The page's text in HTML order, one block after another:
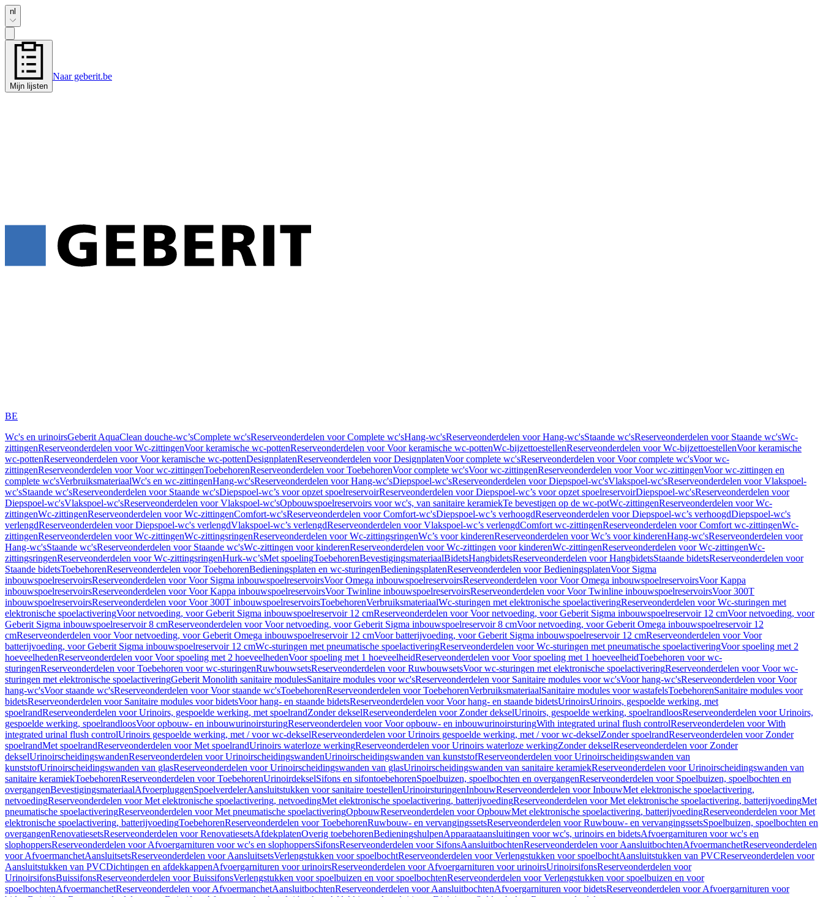
nl
Mijn lijsten
Naar geberit.be
BE
Wc's en urinoirsGeberit AquaClean douche-wc’sComplete wc'sReserveonderdelen voor Complete wc'sHang-wc'sReserveonderdelen voor Hang-wc'sStaande wc'sReserveonderdelen voor Staande wc'sWc-
zittingenReserveonderdelen voor Wc-zittingenVoor keramische wc-pottenReserveonderdelen voor Voor keramische wc-pottenWc-bijzettoestellenReserveonderdelen voor Wc-bijzettoestellenVoor keramische
wc-pottenReserveonderdelen voor Voor keramische wc-pottenDesignplatenReserveonderdelen voor DesignplatenVoor complete wc'sReserveonderdelen voor Voor complete wc'sVoor wc-
zittingenReserveonderdelen voor Voor wc-zittingenToebehorenReserveonderdelen voor ToebehorenVoor complete wc'sVoor wc-zittingenReserveonderdelen voor Voor wc-zittingenVoor wc-zittingen en
complete wc'sVerbruiksmateriaalWc's en wc-zittingenHang-wc'sReserveonderdelen voor Hang-wc'sDiepspoel-wc'sReserveonderdelen voor Diepspoel-wc'sVlakspoel-wc'sReserveonderdelen voor Vlakspoel-
wc'sStaande wc'sReserveonderdelen voor Staande wc'sDiepspoel-wc’s voor opzet spoelreservoirReserveonderdelen voor Diepspoel-wc’s voor opzet spoelreservoirDiepspoel-wc'sReserveonderdelen voor
Diepspoel-wc'sVlakspoel-wc'sReserveonderdelen voor Vlakspoel-wc'sOpbouwspoelreservoirs voor wc's, van sanitaire keramiekTe bevestigen op de wc-potWc-zittingenReserveonderdelen voor Wc-
zittingenWc-zittingenReserveonderdelen voor Wc-zittingenComfort-wc'sReserveonderdelen voor Comfort-wc'sDiepspoel-wc’s verhoogdReserveonderdelen voor Diepspoel-wc’s verhoogdDiepspoel-wc's
verlengdReserveonderdelen voor Diepspoel-wc's verlengdVlakspoel-wc’s verlengdReserveonderdelen voor Vlakspoel-wc’s verlengdComfort wc-zittingenReserveonderdelen voor Comfort wc-zittingenWc-
zittingenReserveonderdelen voor Wc-zittingenWc-zittingsringenReserveonderdelen voor Wc-zittingsringenWc’s voor kinderenReserveonderdelen voor Wc’s voor kinderenHang-wc'sReserveonderdelen voor
Hang-wc'sStaande wc'sReserveonderdelen voor Staande wc'sWc-zittingen voor kinderenReserveonderdelen voor Wc-zittingen voor kinderenWc-zittingenReserveonderdelen voor Wc-zittingenWc-
zittingsringenReserveonderdelen voor Wc-zittingsringenHurk-wc’sMet spoelingToebehorenBevestigingsmateriaalBidetsHangbidetsReserveonderdelen voor HangbidetsStaande bidetsReserveonderdelen voor
Staande bidetsToebehorenReserveonderdelen voor ToebehorenBedieningsplaten en wc-sturingenBedieningsplatenReserveonderdelen voor BedieningsplatenVoor Sigma
inbouwspoelreservoirsReserveonderdelen voor Voor Sigma inbouwspoelreservoirsVoor Omega inbouwspoelreservoirsReserveonderdelen voor Voor Omega inbouwspoelreservoirsVoor Kappa
inbouwspoelreservoirsReserveonderdelen voor Voor Kappa inbouwspoelreservoirsVoor Twinline inbouwspoelreservoirsReserveonderdelen voor Voor Twinline inbouwspoelreservoirsVoor 300T
inbouwspoelreservoirsReserveonderdelen voor Voor 300T inbouwspoelreservoirsToebehorenVerbruiksmateriaalWc-sturingen met elektronische spoelactiveringReserveonderdelen voor Wc-sturingen met
elektronische spoelactiveringVoor netvoeding, voor Geberit Sigma inbouwspoelreservoir 12 cmReserveonderdelen voor Voor netvoeding, voor Geberit Sigma inbouwspoelreservoir 12 cmVoor netvoeding, voor
Geberit Sigma inbouwspoelreservoir 8 cmReserveonderdelen voor Voor netvoeding, voor Geberit Sigma inbouwspoelreservoir 8 cmVoor netvoeding, voor Geberit Omega inbouwspoelreservoir 12
cmReserveonderdelen voor Voor netvoeding, voor Geberit Omega inbouwspoelreservoir 12 cmVoor batterijvoeding, voor Geberit Sigma inbouwspoelreservoir 12 cmReserveonderdelen voor Voor
batterijvoeding, voor Geberit Sigma inbouwspoelreservoir 12 cmWc-sturingen met pneumatische spoelactiveringReserveonderdelen voor Wc-sturingen met pneumatische spoelactiveringVoor spoeling met 2
hoeveelhedenReserveonderdelen voor Voor spoeling met 2 hoeveelhedenVoor spoeling met 1 hoeveelheidReserveonderdelen voor Voor spoeling met 1 hoeveelheidToebehoren voor wc-
sturingenReserveonderdelen voor Toebehoren voor wc-sturingenRuwbouwsetsReserveonderdelen voor RuwbouwsetsVoor wc-sturingen met elektronische spoelactiveringReserveonderdelen voor Voor wc-
sturingen met elektronische spoelactiveringGeberit Monolith sanitaire modulesSanitaire modules voor wc'sReserveonderdelen voor Sanitaire modules voor wc'sVoor hang-wc'sReserveonderdelen voor Voor
hang-wc'sVoor staande wc'sReserveonderdelen voor Voor staande wc'sToebehorenReserveonderdelen voor ToebehorenVerbruiksmateriaalSanitaire modules voor wastafelsToebehorenSanitaire modules voor
bidetsReserveonderdelen voor Sanitaire modules voor bidetsVoor hang- en staande bidetsReserveonderdelen voor Voor hang- en staande bidetsUrinoirsUrinoirs, gespoelde werking, met
spoelrandReserveonderdelen voor Urinoirs, gespoelde werking, met spoelrandZonder dekselReserveonderdelen voor Zonder dekselUrinoirs, gespoelde werking, spoelrandloosReserveonderdelen voor Urinoirs,
gespoelde werking, spoelrandloosVoor opbouw- en inbouwurinoirsturingReserveonderdelen voor Voor opbouw- en inbouwurinoirsturingWith integrated urinal flush controlReserveonderdelen voor With
integrated urinal flush controlUrinoirs gespoelde werking, met / voor wc-dekselReserveonderdelen voor Urinoirs gespoelde werking, met / voor wc-dekselZonder spoelrandReserveonderdelen voor Zonder
spoelrandMet spoelrandReserveonderdelen voor Met spoelrandUrinoirs waterloze werkingReserveonderdelen voor Urinoirs waterloze werkingZonder dekselReserveonderdelen voor Zonder
dekselUrinoirscheidingswandenReserveonderdelen voor UrinoirscheidingswandenUrinoirscheidingswanden van kunststofReserveonderdelen voor Urinoirscheidingswanden van
kunststofUrinoirscheidingswanden van glasReserveonderdelen voor Urinoirscheidingswanden van glasUrinoirscheidingswanden van sanitaire keramiekReserveonderdelen voor Urinoirscheidingswanden van
sanitaire keramiekToebehorenReserveonderdelen voor ToebehorenUrinoirdekselSifons en sifontoebehorenSpoelbuizen, spoelbochten en overgangenReserveonderdelen voor Spoelbuizen, spoelbochten en
overgangenBevestigingsmateriaalAfvoerpluggenSpoelverdelerAansluitstukken voor sanitaire toestellenUrinoirsturingenInbouwReserveonderdelen voor InbouwMet elektronische spoelactivering,
netvoedingReserveonderdelen voor Met elektronische spoelactivering, netvoedingMet elektronische spoelactivering, batterijvoedingReserveonderdelen voor Met elektronische spoelactivering, batterijvoedingMet
pneumatische spoelactiveringReserveonderdelen voor Met pneumatische spoelactiveringOpbouwReserveonderdelen voor OpbouwMet elektronische spoelactivering, batterijvoedingReserveonderdelen voor Met
elektronische spoelactivering, batterijvoedingToebehorenReserveonderdelen voor ToebehorenRuwbouw- en vervangingssetsReserveonderdelen voor Ruwbouw- en vervangingssetsSpoelbuizen, spoelbochten en
overgangenRenovatiesetsReserveonderdelen voor RenovatiesetsAfdekplatenOverig toebehorenBedieningshulpenApparaataansluitingen voor wc's, urinoirs en bidetsAfvoergarnituren voor wc's en
slophoppersReserveonderdelen voor Afvoergarnituren voor wc's en slophoppersSifonsReserveonderdelen voor SifonsAansluitbochtenReserveonderdelen voor AansluitbochtenAfvoermanchetReserveonderdelen
voor AfvoermanchetAansluitsetsReserveonderdelen voor AansluitsetsVerlengstukken voor spoelbochtReserveonderdelen voor Verlengstukken voor spoelbochtAansluitstukken van PVCReserveonderdelen voor
Aansluitstukken van PVCDichtingen en afdekkappenAfvoergarnituren voor urinoirsReserveonderdelen voor Afvoergarnituren voor urinoirsUrinoirsifonsReserveonderdelen voor
UrinoirsifonsBuissifonsReserveonderdelen voor BuissifonsVerlengstukken voor spoelbuizen en voor spoelbochtenReserveonderdelen voor Verlengstukken voor spoelbuizen en voor
spoelbochtenAfvoermanchetReserveonderdelen voor AfvoermanchetAansluitbochtenReserveonderdelen voor AansluitbochtenAfvoergarnituren voor bidetsReserveonderdelen voor Afvoergarnituren voor